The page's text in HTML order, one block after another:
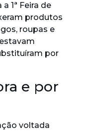
1ª Feira de
produtos
roupas e
por
e por
voltada